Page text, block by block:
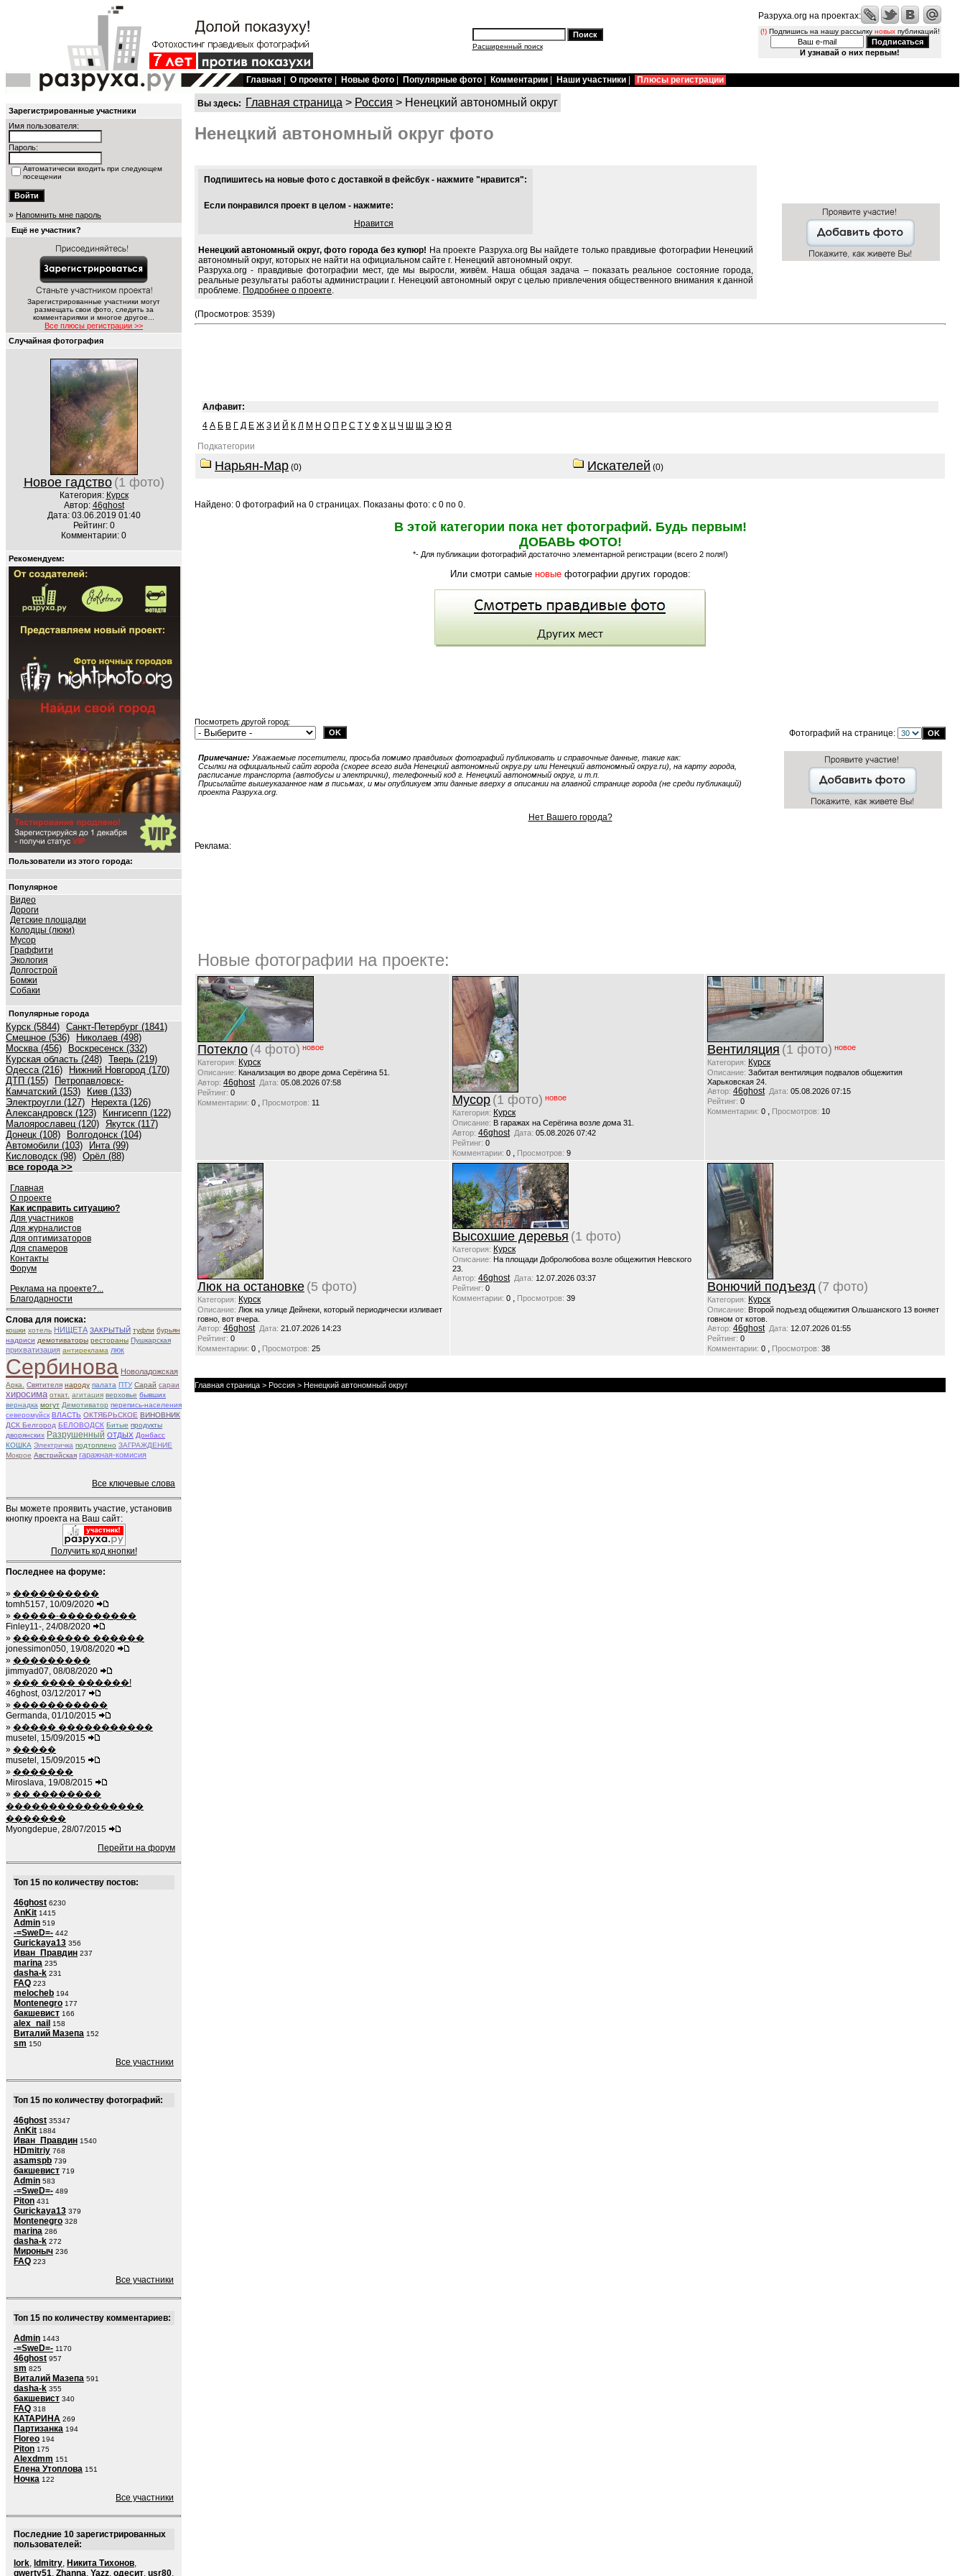
Расширенный поиск
Разруха.org на проектах:
(!)Подпишись на нашу рассылку новыхпубликаций!
И узнавай о них первым!
Главная О проекте Новые фото Популярные фото Комментарии Наши участники Плюсы регистрации
Зарегистрированные участники
Имя пользователя:
Пароль:
Автоматически входить при следующем
посещении
» Напомнить мне пароль
Ещё не участник?
Зарегистрированные участники могут
размещать свои фото, следить за
комментариями и многое другое...
Все плюсы регистрации >>
Случайная фотография
Новое гадство (1 фото)
Категория: Курск
Автор: 46ghost
Дата: 03.06.2019 01:40
Рейтинг: 0
Комментарии: 0
Рекомендуем:
Пользователи из этого города:
Популярное
Видео
Дороги
Детские площадки
Колодцы (люки)
Мусор
Граффити
Экология
Долгострой
Бомжи
Собаки
Популярные города
Курск (5844) Санкт-Петербург (1841)
Смешное (536)
Николаев (498)
Москва (456)
Воскресенск (332)
Курская область (248) Тверь (219)
Одесса (216)
Нижний Новгород (170)
ДТП (155)
Петропавловск-
Камчатский (153)
Киев (133)
Электроугли (127)
Нерехта (126)
Александровск (123)
Кингисепп (122)
Малоярославец (120) Якутск (117)
Донецк (108)
Волгодонск (104)
Автомобили (103)
Инта (99)
Кисловодск (98) Орёл (88)
все города >>
Главная
О проекте
Как исправить ситуацию?
Для участников
Для журналистов
Для оптимизаторов
Для спамеров
Контакты
Форум
Реклама на проекте?...
Благодарности
Слова для поиска:
кошки хотель НИЩЕТА ЗАКРЫТЫЙ туфли бурьян
надриси демотиваторы рестораны Пушкарская
прихватизация антиреклама люк
Сербинова Новоладожская
Арка. Святителя народу палата ПТУ Сарай сараи
хиросима откат. агитация верховье бывших
вернадка могут Демотиватор перепись-населения
северомуйск ВЛАСТЬ ОКТЯБРЬСКОЕ ВИНОВНИК
ДСК Белгород БЕЛОВОДСК Битые продукты
дворянских Разрушенный ОТДЫХ Донбасс
КОШКА Электричка подтоплено ЗАГРАЖДЕНИЕ
Мокрое Австрийская гаражная-комисия
Все ключевые слова
Вы можете проявить участие, установив
кнопку проекта на Ваш сайт:
Получить код кнопки!
Последнее на форуме:
» ����������
tomh5157, 10/09/2020
» �����-���������
Finley11-, 24/08/2020
» ��������� ������
jonessimon050, 19/08/2020
» ���������
jimmyad07, 08/08/2020
» ��� ���� ������!
46ghost, 03/12/2017
» �����������
Germanda, 01/10/2015
» ����� �����������
musetel, 15/09/2015
» �����
musetel, 15/09/2015
» �������
Miroslava, 19/08/2015
» �� ��������
����������������
�������
Myongdepue, 28/07/2015
Перейти на форум
Топ 15 по количеству постов:
46ghost 6230
AnKit 1415
Admin 519
-=SweD=- 442
Gurickaya13 356
Иван_Правдин 237
marina 235
dasha-k 231
FAQ 223
melocheb 194
Montenegro 177
бакшевист 166
alex_nail 158
Виталий Мазепа 152
sm 150
Все участники
Топ 15 по количеству фотографий:
46ghost 35347
AnKit 1884
Иван_Правдин 1540
HDmitriy 768
asamspb 739
бакшевист 719
Admin 583
-=SweD=- 489
Piton 431
Gurickaya13 379
Montenegro 328
marina 286
dasha-k 272
Мироныч 236
FAQ 223
Все участники
Топ 15 по количеству комментариев:
Admin 1443
-=SweD=- 1170
46ghost 957
sm 825
Виталий Мазепа 591
dasha-k 355
бакшевист 340
FAQ 318
КАТАРИНА 269
Партизанка 194
Floreo 194
Piton 175
Alexdmm 151
Елена Утоплова 151
Ночка 122
Все участники
Последние 10 зарегистрированных
пользователей:
lork, ldmitry, Никита Тихонов,
qwerty51, Zhanna, Yazz, одесит, usr80,
Вы здесь: Главная страница > Россия > Ненецкий автономный округ
Ненецкий автономный округ фото
Подпишитесь на новые фото с доставкой в фейсбук - нажмите "нравится":
Если понравился проект в целом - нажмите:
Нравится
Ненецкий автономный округ, фото города без купюр! На проекте Разруха.org Вы найдете только правдивые фотографии Ненецкий
автономный округ, которых не найти на официальном сайте г. Ненецкий автономный округ.
Разруха.org - правдивые фотографии мест, где мы выросли, живём. Наша общая задача – показать реальное состояние города,
реальные результаты работы администрации г. Ненецкий автономный округ с целью привлечения общественного внимания к данной
проблеме. Подробнее о проекте.
(Просмотров: 3539)
Алфавит:
4 А Б В Г Д Е Ж З И Й К Л М Н О П Р С Т У Ф Х Ц Ч Ш Щ Э Ю Я
Подкатегории
Нарьян-Мар (0) Искателей (0)
Найдено: 0 фотографий на 0 страницах. Показаны фото: с 0 по 0.
В этой категории пока нет фотографий. Будь первым!
ДОБАВЬ ФОТО!
*- Для публикации фотографий достаточно элементарной регистрации (всего 2 поля!)
Или смотри самые новыефотографии других городов:
Посмотреть другой город:
Фотографий на странице:
Примечание: Уважаемые посетители, просьба помимо правдивых фотографий публиковать и справочные данные, такие как:
Ссылки на официальный сайт города (скорее всего вида Ненецкий автономный округ.ру или Ненецкий автономный округ.ru), на карту города,
расписание транспорта (автобусы и электрички), телефонный код г. Ненецкий автономный округ, и т.п.
Присылайте вышеуказанное нам в письмах, и мы опубликуем эти данные вверху в описании на главной странице города (не среди публикаций)
проекта Разруха.org.
Нет Вашего города?
Реклама:
Новые фотографии на проекте:
Потекло (4 фото) новое
Категория: Курск
Описание: Канализация во дворе дома Серёгина 51.
Автор: 46ghost Дата: 05.08.2026 07:58
Рейтинг: 0
Комментарии: 0 , Просмотров: 11 Мусор (1 фото) новое
Категория: Курск
Описание: В гаражах на Серёгина возле дома 31.
Автор: 46ghost Дата: 05.08.2026 07:42
Рейтинг: 0
Комментарии: 0 , Просмотров: 9
Вентиляция (1 фото) новое
Категория: Курск
Описание: Забитая вентиляция подвалов общежития
Харьковская 24.
Автор: 46ghost Дата: 05.08.2026 07:15
Рейтинг: 0
Комментарии: 0 , Просмотров: 10
Люк на остановке (5 фото)
Категория: Курск
Описание: Люк на улице Дейнеки, который периодически изливает
говно, вот вчера.
Автор: 46ghost Дата: 21.07.2026 14:23
Рейтинг: 0
Комментарии: 0 , Просмотров: 25
Высохшие деревья (1 фото)
Категория: Курск
Описание: На площади Добролюбова возле общежития Невского
23.
Автор: 46ghost Дата: 12.07.2026 03:37
Рейтинг: 0
Комментарии: 0 , Просмотров: 39
Вонючий подъезд (7 фото)
Категория: Курск
Описание: Второй подъезд общежития Ольшанского 13 воняет
говном от котов.
Автор: 46ghost Дата: 12.07.2026 01:55
Рейтинг: 0
Комментарии: 0 , Просмотров: 38
Главная страница > Россия > Ненецкий автономный округ